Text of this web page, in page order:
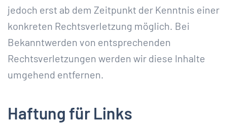
jedoch erst ab dem Zeitpunkt der Kenntnis einer
konkreten Rechtsverletzung möglich. Bei
Bekanntwerden von entsprechenden
Rechtsverletzungen werden wir diese Inhalte
umgehend entfernen.
Haftung für Links